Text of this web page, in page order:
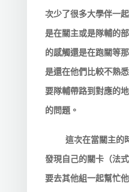
次少了很多大學伴一
是在關主或是隊輔的
的感觸還是在跑關等
是還在他們比較不熟
要隊輔帶路到對應的
的問題。
這次在當關主的
發現自己的關卡（法
要去其他組一起幫忙